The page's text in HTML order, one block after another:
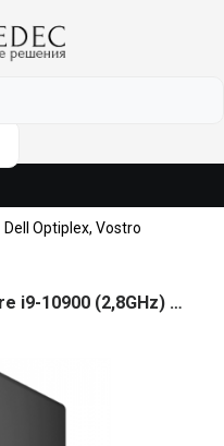
Dell Optiplex, Vostro
Dell Optiplex 7090 Micro Core i9-10900 (2,8GHz) 16GB (1x 16GB) DDR4 512GB SSD Intel UHD 630 TPM, HDMI 2.0 W10 Pro 3y ProS+NBD